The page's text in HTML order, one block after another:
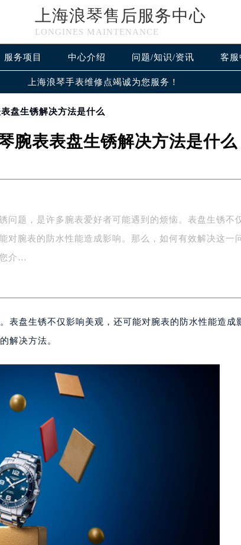
上海浪琴售后服务中心
LONGINES MAINTENANCE
服务项目 中心介绍 问题/知识/资讯 客服
上海浪琴手表维修点竭诚为您服务！
盘生锈解决方法是什么
腕表表盘生锈解决方法是什么
问题，是许多腕表爱好者可能遇到的烦恼。表盘生锈不
对腕表的防水性能造成影响。那么，如何有效解决这一
介…
盘生锈不仅影响美观，还可能对腕表的防水性能造成
解决方法。